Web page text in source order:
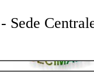
Sede